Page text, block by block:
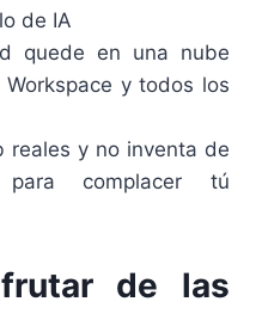
de IA
quede en una nube
y todos los
reales y no inventa de
para complacer tú
de las